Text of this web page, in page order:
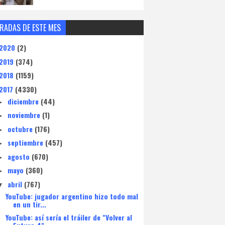
DE ESTE MES
2020 (2)
2019 (374)
2018 (1159)
2017 (4330)
diciembre (44)
noviembre (1)
octubre (176)
septiembre (457)
agosto (670)
mayo (360)
abril (767)
YouTube: jugador argentino hizo todo mal
en un tir...
YouTube: así sería el tráiler de "Volver al